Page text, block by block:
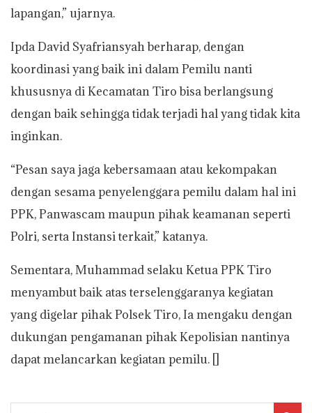
lapangan,” ujarnya.
Ipda David Syafriansyah berharap, dengan
koordinasi yang baik ini dalam Pemilu nanti
khususnya di Kecamatan Tiro bisa berlangsung
dengan baik sehingga tidak terjadi hal yang tidak kita
inginkan.
“Pesan saya jaga kebersamaan atau kekompakan
dengan sesama penyelenggara pemilu dalam hal ini
PPK, Panwascam maupun pihak keamanan seperti
Polri, serta Instansi terkait,” katanya.
Sementara, Muhammad selaku Ketua PPK Tiro
menyambut baik atas terselenggaranya kegiatan
yang digelar pihak Polsek Tiro, Ia mengaku dengan
dukungan pengamanan pihak Kepolisian nantinya
dapat melancarkan kegiatan pemilu. []